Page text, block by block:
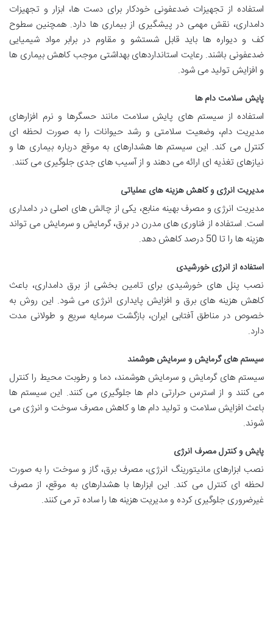
استفاده از تجهیزات ضدعفونی خودکار برای دست ها، ابزار و تجهیزات
دامداری، نقش مهمی در پیشگیری از بیماری ها دارد. همچنین سطوح
کف و دیواره ها باید قابل شستشو و مقاوم در برابر مواد شیمیایی
ضدعفونی باشند. رعایت استانداردهای بهداشتی موجب کاهش بیماری ها
و افزایش تولید می شود.
پایش سلامت دام ها
استفاده از سیستم های پایش سلامت مانند حسگرها و نرم افزارهای
مدیریت دام، وضعیت سلامتی و رشد حیوانات را به صورت لحظه ای
کنترل می کند. این سیستم ها هشدارهای به موقع درباره بیماری ها و
نیازهای تغذیه ای ارائه می دهند و از آسیب های جدی جلوگیری می کنند.
مدیریت انرژی و کاهش هزینه های عملیاتی
مدیریت انرژی و مصرف بهینه منابع، یکی از چالش های اصلی در دامداری
است. استفاده از فناوری های مدرن در برق، گرمایش و سرمایش می تواند
هزینه ها را تا 50 درصد کاهش دهد.
استفاده از انرژی خورشیدی
نصب پنل های خورشیدی برای تامین بخشی از برق دامداری، باعث
کاهش هزینه های برق و افزایش پایداری انرژی می شود. این روش به
خصوص در مناطق آفتابی ایران، بازگشت سرمایه سریع و طولانی مدت
دارد.
سیستم های گرمایش و سرمایش هوشمند
سیستم های گرمایش و سرمایش هوشمند، دما و رطوبت محیط را کنترل
می کنند و از استرس حرارتی دام ها جلوگیری می کنند. این سیستم ها
باعث افزایش سلامت و تولید دام ها و کاهش مصرف سوخت و انرژی می
شوند.
پایش و کنترل مصرف انرژی
نصب ابزارهای مانیتورینگ انرژی، مصرف برق، گاز و سوخت را به صورت
لحظه ای کنترل می کند. این ابزارها با هشدارهای به موقع، از مصرف
غیرضروری جلوگیری کرده و مدیریت هزینه ها را ساده تر می کنند.